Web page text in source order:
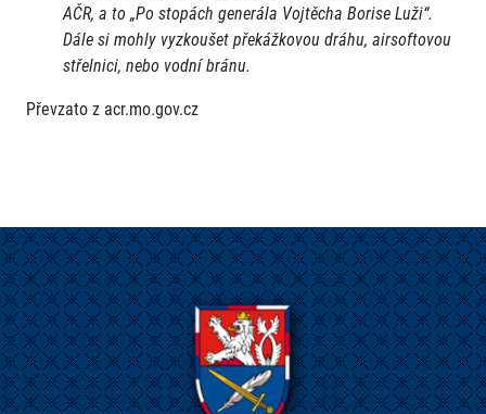
AČR, a to „Po stopách generála Vojtěcha Borise Luži“.
Dále si mohly vyzkoušet překážkovou dráhu, airsoftovou
střelnici, nebo vodní bránu.
Převzato z acr.mo.gov.cz